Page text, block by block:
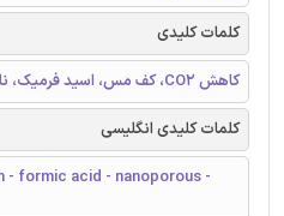
کلمات کلیدی
کاهش CO2، کف مس، اسید فرمیک، نانو متخلخل، اثرات محصور بودن
کلمات کلیدی انگلیسی
- formic acid - nanoporous -